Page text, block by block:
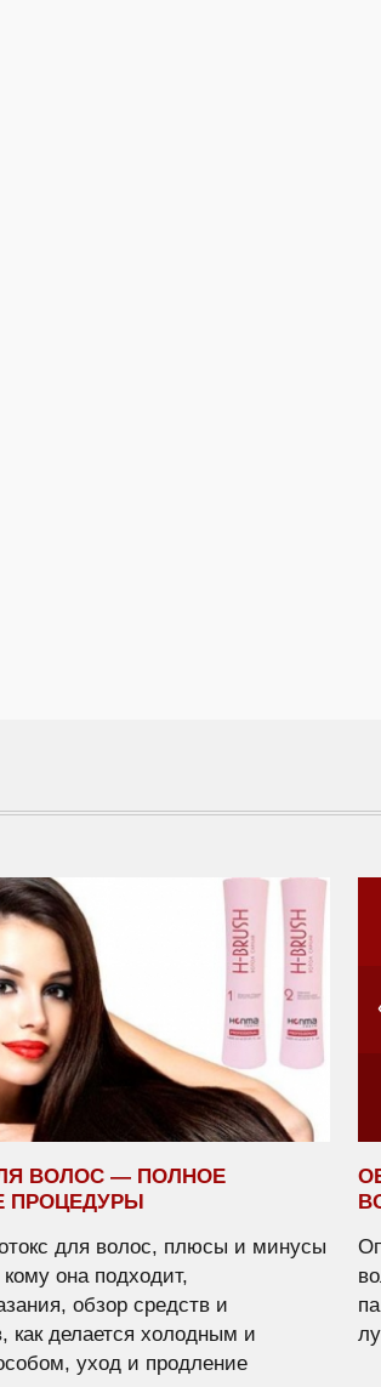
ВОЛОС — ПОЛНОЕ
ПРОЦЕДУРЫ
для волос, плюсы и минусы
она подходит,
обзор средств и
как делается холодным и
уход и продление